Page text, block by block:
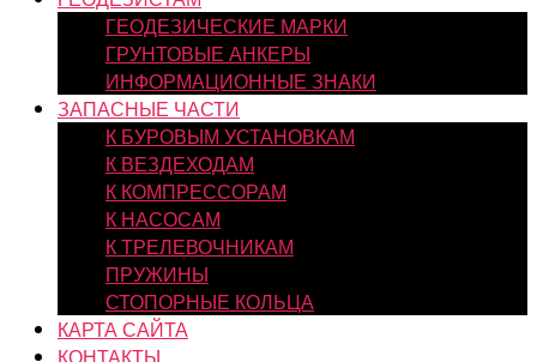
ГЕОДЕЗИЧЕСКИЕ МАРКИ
ГРУНТОВЫЕ АНКЕРЫ
ИНФОРМАЦИОННЫЕ ЗНАКИ
ЗАПАСНЫЕ ЧАСТИ
К БУРОВЫМ УСТАНОВКАМ
К ВЕЗДЕХОДАМ
К КОМПРЕССОРАМ
К НАСОСАМ
К ТРЕЛЕВОЧНИКАМ
ПРУЖИНЫ
СТОПОРНЫЕ КОЛЬЦА
КАРТА САЙТА